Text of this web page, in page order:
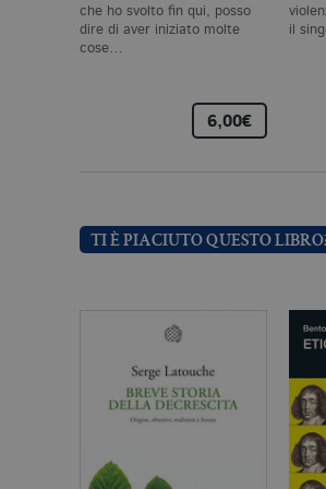
che ho svolto fin qui, posso
dire di aver iniziato molte
cose…
6,00€
il
TI È PIACIUTO QUESTO
CookieScriptConsent
_gat_UA-96327731-1
Nome Dominio